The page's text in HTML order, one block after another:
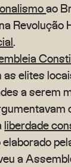
ao
Revolução
.
elites
a serem
liberdade
a